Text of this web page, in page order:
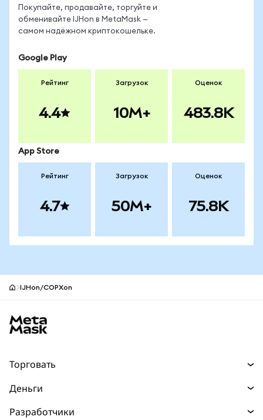
Покупайте, продавайте, торгуйте и
обменивайте IJHon в MetaMask —
самом надёжном криптокошельке.
Google Play
Рейтинг
4.4
Загрузок
10M+
Оценок
483.8K
App Store
Рейтинг
4.7
Загрузок
50M+
Оценок
75.8K
IJHon/COPXon
Торговать
Деньги
Разработчики